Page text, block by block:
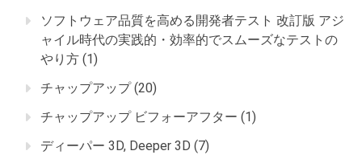
ソフトウェア品質を高める開発者テスト 改訂版 アジ
ャイル時代の実践的・効率的でスムーズなテストの
やり方 (1)
チャップアップ(20)
チャップアップ ビフォーアフター (1)
ディーパー 3D, Deeper 3D (7)